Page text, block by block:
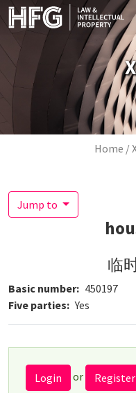
Skip to main content
Home
Jump to
临
Basic number
450197
Five parties
Yes
Login or Register